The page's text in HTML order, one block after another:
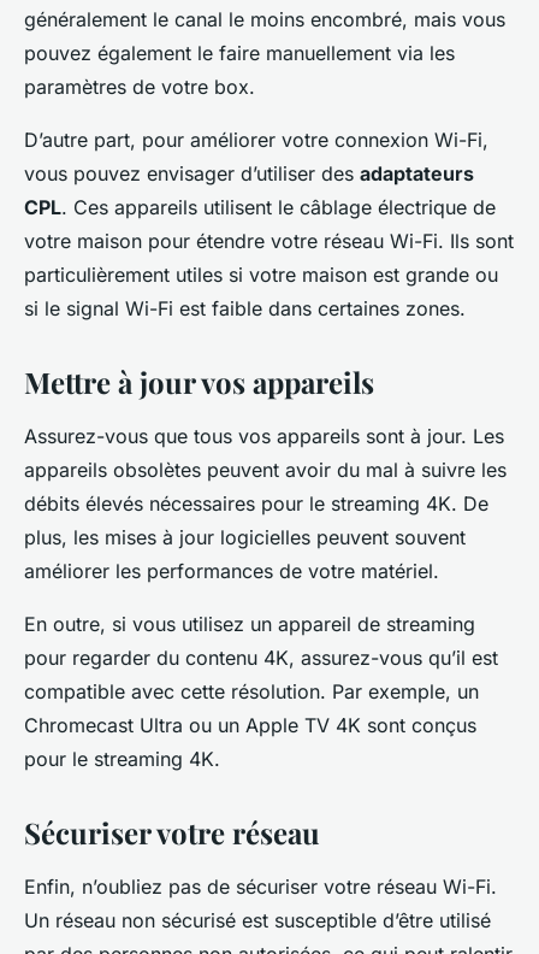
généralement le canal le moins encombré, mais vous
pouvez également le faire manuellement via les
paramètres de votre box.
D’autre part, pour améliorer votre connexion Wi-Fi,
vous pouvez envisager d’utiliser des adaptateurs
CPL. Ces appareils utilisent le câblage électrique de
votre maison pour étendre votre réseau Wi-Fi. Ils sont
particulièrement utiles si votre maison est grande ou
si le signal Wi-Fi est faible dans certaines zones.
Mettre à jour vos appareils
Assurez-vous que tous vos appareils sont à jour. Les
appareils obsolètes peuvent avoir du mal à suivre les
débits élevés nécessaires pour le streaming 4K. De
plus, les mises à jour logicielles peuvent souvent
améliorer les performances de votre matériel.
En outre, si vous utilisez un appareil de streaming
pour regarder du contenu 4K, assurez-vous qu’il est
compatible avec cette résolution. Par exemple, un
Chromecast Ultra ou un Apple TV 4K sont conçus
pour le streaming 4K.
Sécuriser votre réseau
Enfin, n’oubliez pas de sécuriser votre réseau Wi-Fi.
Un réseau non sécurisé est susceptible d’être utilisé